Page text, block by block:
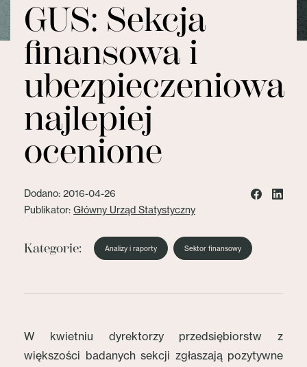
GUS: Sekcja
finansowa i
ubezpieczeniowa
najlepiej
ocenione
Dodano: 2016-04-26
Publikator: Główny Urząd Statystyczny
Kategorie: Analizy i raporty Sektor finansowy
W kwietniu dyrektorzy przedsiębiorstw z
większości badanych sekcji zgłaszają pozytywne